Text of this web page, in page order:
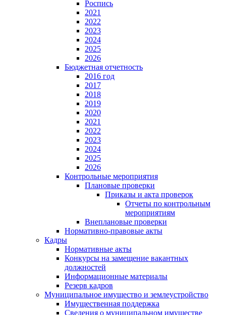
Роспись
2021
2022
2023
2024
2025
2026
Бюджетная отчетность
2016 год
2017
2018
2019
2020
2021
2022
2023
2024
2025
2026
Контрольные мероприятия
Плановые проверки
Приказы и акта проверок
Отчеты по контрольным
мероприятиям
Внеплановые проверки
Нормативно-правовые акты
Кадры
Нормативные акты
Конкурсы на замещение вакантных
должностей
Информационные материалы
Резерв кадров
Муниципальное имущество и землеустройство
Имущественная поддержка
Сведения о муниципальном имуществе